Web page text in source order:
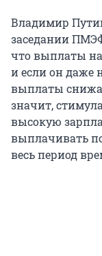
Владимир
заседании
что выплаты
и если он даже
выплаты
значит,
высокую
выплачивать
весь период